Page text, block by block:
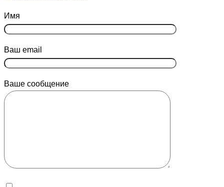
Имя
Ваш email
Ваше сообщение